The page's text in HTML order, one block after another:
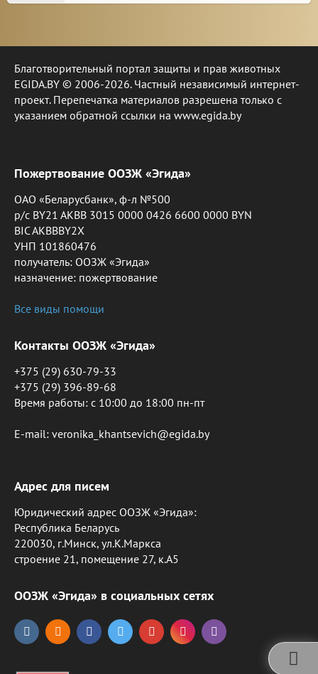
Благотворительный портал защиты и прав животных
EGIDA.BY © 2006-2026. Частный независимый интернет-
проект. Перепечатка материалов разрешена только с
указанием обратной ссылки на www.egida.by
Пожертвование ООЗЖ «Эгида»
ОАО «Беларусбанк», ф-л №500
р/с BY21 AKBB 3015 0000 0426 6600 0000 BYN
BIC AKBBBY2X
УНП 101860476
получатель: ООЗЖ «Эгида»
назначение: пожертвование
Все виды помощи
Контакты ООЗЖ «Эгида»
+375 (29) 630-79-33
+375 (29) 396-89-68
Время работы: c 10:00 до 18:00 пн-пт
E-mail: veronika_khantsevich@egida.by
Адрес для писем
Юридический адрес ООЗЖ «Эгида»:
Республика Беларусь
220030, г.Минск, ул.К.Маркса
строение 21, помещение 27, к.А5
ООЗЖ «Эгида» в социальных сетях